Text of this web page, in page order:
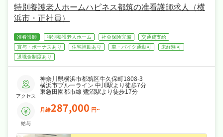
特別養護老人ホームハピネス都筑の准看護師求人（横
浜市・正社員）
准看護師 特別養護老人ホーム 社会保険完備
交通費支給
賞与・ボーナスあり
住宅補助あり 車・バイク通勤可
未経験可
退職金制度あり
アクセス
神奈川県横浜市都筑区牛久保町1808-3
横浜市ブルーライン 中川駅より徒歩7分
東急田園都市線 鷺沼駅より徒歩17分
給与
月給287,000 円~